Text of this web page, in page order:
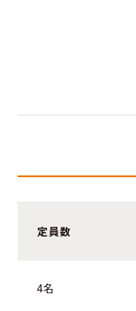
定員数
4名